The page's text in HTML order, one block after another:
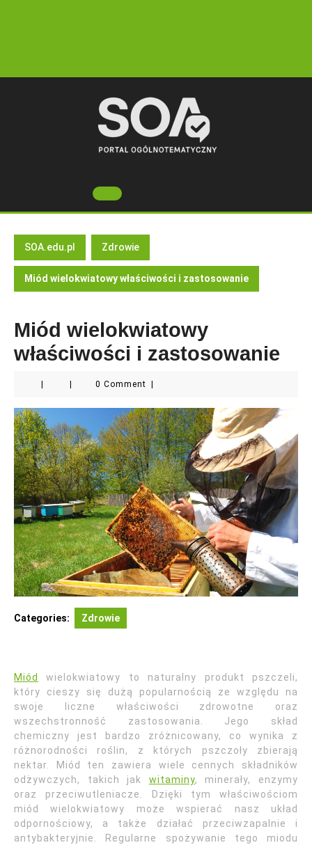
Open
Button
SOA.edu.pl Zdrowie
Miód wielokwiatowy właściwości i zastosowanie
Miód wielokwiatowy
właściwości i zastosowanie
0 Comment
Categories: Zdrowie
Miód
wielokwiatowy to naturalny produkt pszczeli,
który cieszy się dużą popularnością ze względu na
swoje liczne właściwości zdrowotne oraz
wszechstronność zastosowania. Jego skład
chemiczny jest bardzo zróżnicowany, co wynika z
różnorodności roślin, z których pszczoły zbierają
nektar. Miód ten zawiera wiele cennych składników
odżywczych, takich jak witaminy, minerały, enzymy
oraz przeciwutleniacze. Dzięki tym właściwościom
miód wielokwiatowy może wspierać nasz układ
odpornościowy, a także działać przeciwzapalnie i
antybakteryjnie. Regularne spożywanie tego miodu